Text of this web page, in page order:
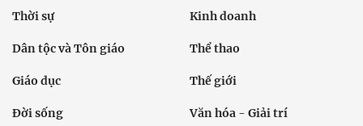
Thời sự Kinh doanh
Dân tộc và Tôn giáo Thể thao
Giáo dục Thế giới
Đời sống Văn hóa - Giải trí